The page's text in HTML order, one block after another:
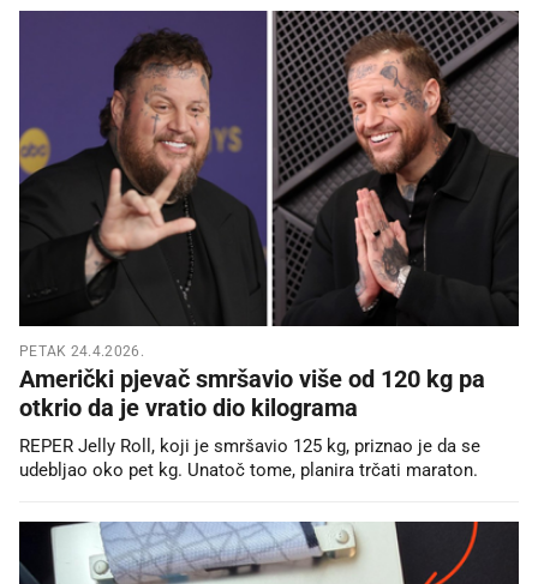
PETAK 24.4.2026.
Američki pjevač smršavio više od 120 kg pa
otkrio da je vratio dio kilograma
REPER Jelly Roll, koji je smršavio 125 kg, priznao je da se
udebljao oko pet kg. Unatoč tome, planira trčati maraton.